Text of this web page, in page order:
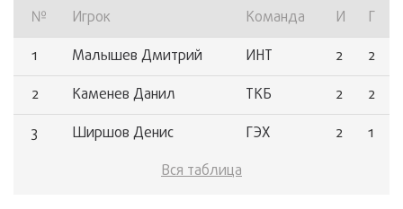
№ Игрок Команда И
Г
1
Малышев Дмитрий ИНТ 2
2
2
Каменев Данил ТКБ 2
2
3
Ширшов Денис ГЭХ 2
1
Зайцев ТимофейВся таблица